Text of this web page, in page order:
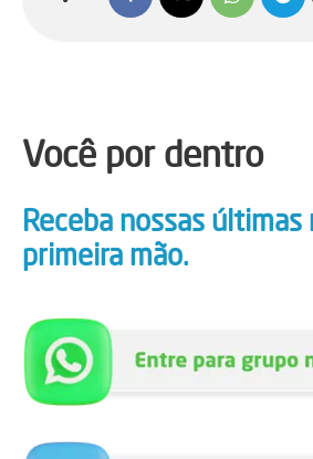
Você por dentro
Receba nossas
primeira mão.